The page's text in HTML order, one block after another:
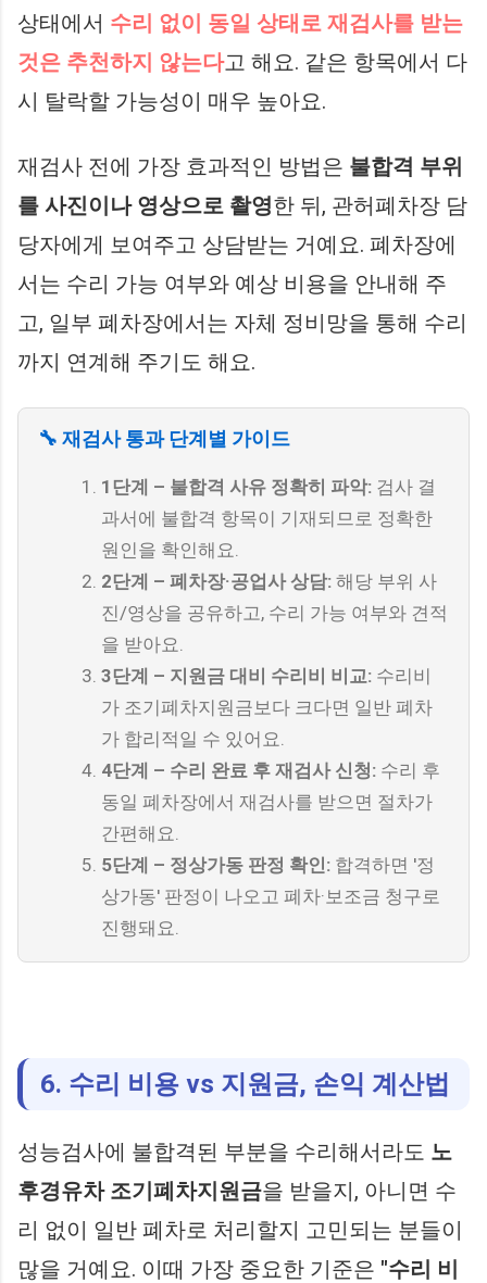
상태에서 수리 없이 동일 상태로 재검사를 받는
것은 추천하지 않는다고 해요. 같은 항목에서 다
시 탈락할 가능성이 매우 높아요.
재검사 전에 가장 효과적인 방법은 불합격 부위
를 사진이나 영상으로 촬영한 뒤, 관허폐차장 담
당자에게 보여주고 상담받는 거예요. 폐차장에
서는 수리 가능 여부와 예상 비용을 안내해 주
고, 일부 폐차장에서는 자체 정비망을 통해 수리
까지 연계해 주기도 해요.
🔧 재검사 통과 단계별 가이드
1단계 – 불합격 사유 정확히 파악: 검사 결
과서에 불합격 항목이 기재되므로 정확한
원인을 확인해요.
2단계 – 폐차장·공업사 상담: 해당 부위 사
진/영상을 공유하고, 수리 가능 여부와 견적
을 받아요.
3단계 – 지원금 대비 수리비 비교: 수리비
가 조기폐차지원금보다 크다면 일반 폐차
가 합리적일 수 있어요.
4단계 – 수리 완료 후 재검사 신청: 수리 후
동일 폐차장에서 재검사를 받으면 절차가
간편해요.
5단계 – 정상가동 판정 확인: 합격하면 '정
상가동' 판정이 나오고 폐차·보조금 청구로
진행돼요.
6. 수리 비용 vs 지원금, 손익 계산법
성능검사에 불합격된 부분을 수리해서라도 노
후경유차 조기폐차지원금을 받을지, 아니면 수
리 없이 일반 폐차로 처리할지 고민되는 분들이
많을 거예요. 이때 가장 중요한 기준은 "수리 비